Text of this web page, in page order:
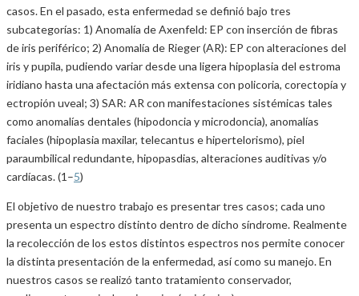
casos. En el pasado, esta enfermedad se definió bajo tres
subcategorías: 1) Anomalía de Axenfeld: EP con inserción de fibras
de iris periférico; 2) Anomalía de Rieger (AR): EP con alteraciones del
iris y pupila, pudiendo variar desde una ligera hipoplasia del estroma
iridiano hasta una afectación más extensa con policoria, corectopía y
ectropión uveal; 3) SAR: AR con manifestaciones sistémicas tales
como anomalías dentales (hipodoncia y microdoncia), anomalías
faciales (hipoplasia maxilar, telecantus e hipertelorismo), piel
paraumbilical redundante, hipopasdias, alteraciones auditivas y/o
cardíacas. (1–5)
El objetivo de nuestro trabajo es presentar tres casos; cada uno
presenta un espectro distinto dentro de dicho síndrome. Realmente
la recolección de los estos distintos espectros nos permite conocer
la distinta presentación de la enfermedad, así como su manejo. En
nuestros casos se realizó tanto tratamiento conservador,